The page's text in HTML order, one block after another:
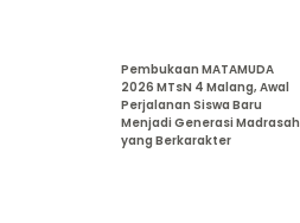
Pembukaan MATAMUDA
2026 MTsN 4 Malang, Awal
Perjalanan Siswa Baru
Menjadi Generasi Madrasah
yang Berkarakter